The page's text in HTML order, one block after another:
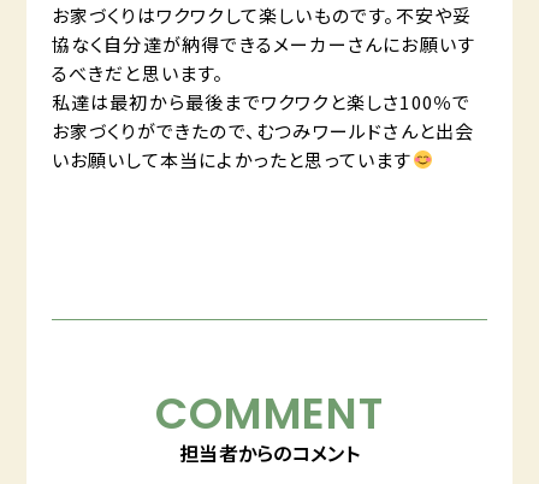
お家づくりはワクワクして楽しいものです。不安や妥
協なく自分達が納得できるメーカーさんにお願いす
るべきだと思います。
私達は最初から最後までワクワクと楽しさ100％で
お家づくりができたので、むつみワールドさんと出会
いお願いして本当によかったと思っています
COMMENT
担当者からのコメント